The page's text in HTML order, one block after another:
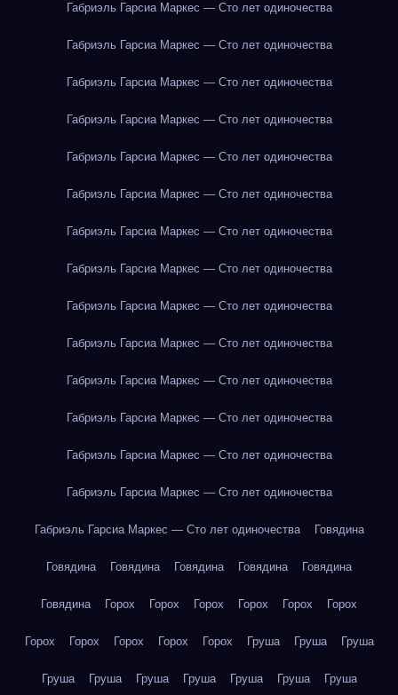
Габриэль Гарсиа Маркес — Сто лет одиночества
Габриэль Гарсиа Маркес — Сто лет одиночества
Габриэль Гарсиа Маркес — Сто лет одиночества
Габриэль Гарсиа Маркес — Сто лет одиночества
Габриэль Гарсиа Маркес — Сто лет одиночества
Габриэль Гарсиа Маркес — Сто лет одиночества
Габриэль Гарсиа Маркес — Сто лет одиночества
Габриэль Гарсиа Маркес — Сто лет одиночества
Габриэль Гарсиа Маркес — Сто лет одиночества
Габриэль Гарсиа Маркес — Сто лет одиночества
Габриэль Гарсиа Маркес — Сто лет одиночества
Габриэль Гарсиа Маркес — Сто лет одиночества
Габриэль Гарсиа Маркес — Сто лет одиночества
Габриэль Гарсиа Маркес — Сто лет одиночества
Габриэль Гарсиа Маркес — Сто лет одиночества Говядина
Говядина Говядина Говядина Говядина Говядина
Говядина Горох Горох Горох Горох Горох Горох
Горох Горох Горох Горох Горох Груша Груша Груша
Груша Груша Груша Груша Груша Груша Груша